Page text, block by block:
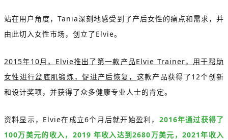
站在用户角度，Tania深刻地感受到了产后女性的痛点和需求，并
由此切入女性市场，创立了Elvie。
2015年10月，Elvie推出了第一款产品Elvie Trainer，用于帮助
女性进行盆底肌锻炼，促进产后恢复， 这款产品获得了12个创新
和设计奖项，并获得了众多健康专业人士的肯定。
资料显示，Elvie在成立6个月后就开始盈利， 2016年通过获得了
100万美元的收入，2019 年收入达到2680万美元，2021年收入